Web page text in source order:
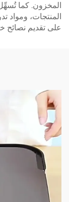
المخزون. كما
المنتجات، ومواد
على تقديم نصائح